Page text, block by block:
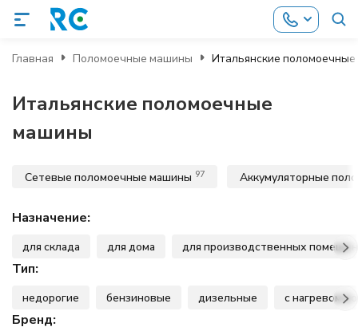
Главная Поломоечные машины Итальянские
Итальянские поломоечные
машины
Сетевые поломоечные машины 97 Аккумуляторные
Назначение:
для склада для дома для производственных
Тип:
недорогие бензиновые дизельные с нагревом
Бренд: